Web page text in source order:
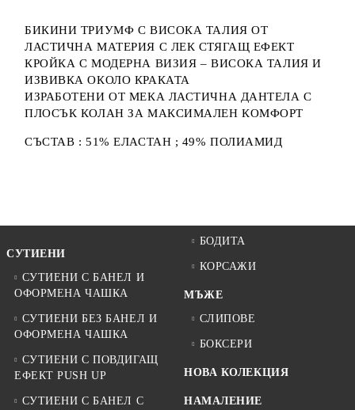
БИКИНИ ТРИУМФ С ВИСОКА ТАЛИЯ ОТ
ЛАСТИЧНА МАТЕРИЯ С ЛЕК СТЯГАЩ ЕФЕКТ
КРОЙКА С МОДЕРНА ВИЗИЯ – ВИСОКА ТАЛИЯ И
ИЗВИВКА ОКОЛО КРАКАТА
ИЗРАБОТЕНИ ОТ МЕКА ЛАСТИЧНА ДАНТЕЛА С
ПЛОСЪК КОЛАН ЗА МАКСИМАЛЕН КОМФОРТ
СЪСТАВ : 51% ЕЛАСТАН ; 49% ПОЛИАМИД
СУТИЕНИ
СУТИЕНИ С БАНЕЛ И
ОФОРМЕНА ЧАШКА
СУТИЕНИ БЕЗ БАНЕЛ И
ОФОРМЕНА ЧАШКА
СУТИЕНИ С ПОВДИГАЩ
ЕФЕКТ PUSH UP
СУТИЕНИ С БАНЕЛ С
БОДИТА
КОРСАЖИ
МЪЖЕ
СЛИПОВЕ
БОКСЕРИ
НОВА КОЛЕКЦИЯ
НАМАЛЕНИЕ